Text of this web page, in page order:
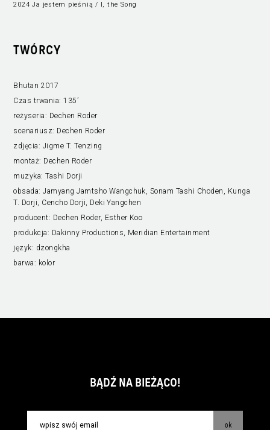
TWÓRCY
Bhutan 2017
Czas trwania: 135’
reżyseria: Dechen Roder
scenariusz: Dechen Roder
zdjęcia: Jigme T. Tenzing
montaż: Dechen Roder
muzyka:Tashi Dorji
obsada:Jamyang Jamtsho Wangchuk, Sonam Tashi Choden, Kunga
T. Dorji, Cencho Dorji, Deki Yangchen
producent: Dechen Roder, Esther Koo
produkcja: Dakinny Productions, Meridian Entertainment
język: dzongkha
barwa: kolor
2024 Ja jestem pieśnią / I, the Song
BĄDŹ NA BIEŻĄCO!
ok